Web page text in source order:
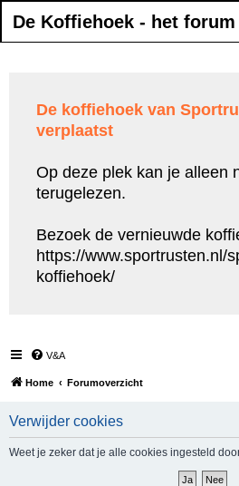
De Koffiehoek - het
De koffiehoek van
verplaatst
Op deze plek kan je alleen
terugelezen.
Bezoek de vernieuwde
https://www.sportrusten.nl/
koffiehoek/
V&A
Home Forumoverzicht
Verwijder cookies
Weet je zeker dat je alle cookies ingesteld